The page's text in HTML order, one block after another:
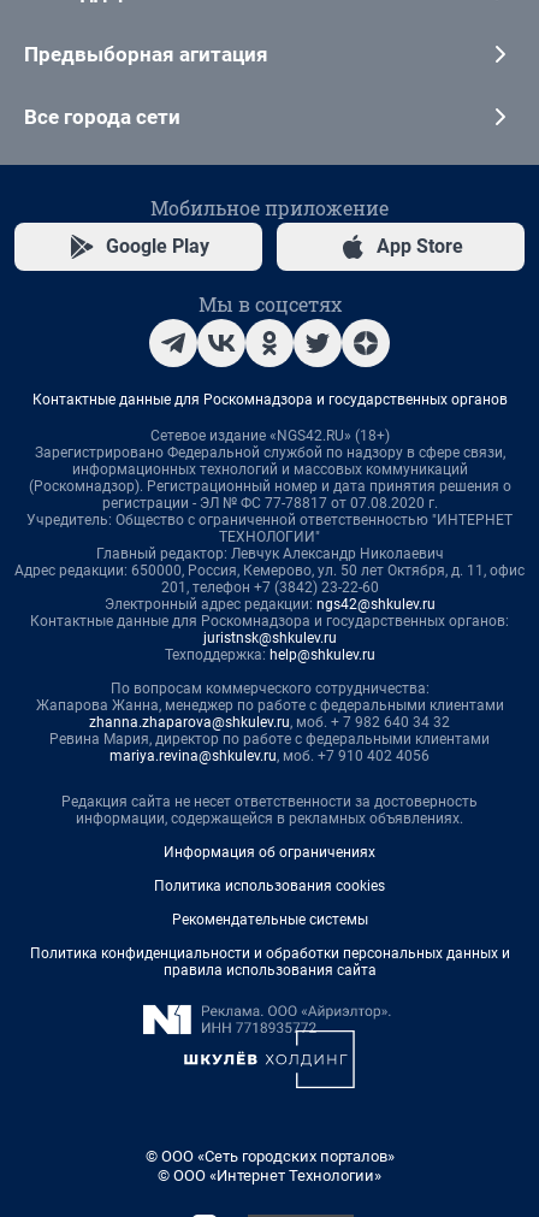
Предвыборная агитация
Все города сети
Мобильное приложение
Google Play App Store
Мы в соцсетях
Контактные данные для Роскомнадзора и государственных органов
Сетевое издание «NGS42.RU» (18+)
Зарегистрировано Федеральной службой по надзору в сфере связи,
информационных технологий и массовых коммуникаций
(Роскомнадзор). Регистрационный номер и дата принятия решения о
регистрации - ЭЛ № ФС 77-78817 от 07.08.2020 г.
Учредитель: Общество с ограниченной ответственностью "ИНТЕРНЕТ
ТЕХНОЛОГИИ"
Главный редактор: Левчук Александр Николаевич
Адрес редакции: 650000, Россия, Кемерово, ул. 50 лет Октября, д. 11, офис
201, телефон +7 (3842) 23-22-60
Электронный адрес редакции: ngs42@shkulev.ru
Контактные данные для Роскомнадзора и государственных органов:
juristnsk@shkulev.ru
Техподдержка: help@shkulev.ru
По вопросам коммерческого сотрудничества:
Жапарова Жанна, менеджер по работе с федеральными клиентами
zhanna.zhaparova@shkulev.ru, моб. + 7 982 640 34 32
Ревина Мария, директор по работе с федеральными клиентами
mariya.revina@shkulev.ru, моб. +7 910 402 4056
Редакция сайта не несет ответственности за достоверность
информации, содержащейся в рекламных объявлениях.
Информация об ограничениях
Политика использования cookies
Рекомендательные системы
Политика конфиденциальности и обработки персональных данных и
правила использования сайта
© ООО «Сеть городских порталов»
© ООО «Интернет Технологии»